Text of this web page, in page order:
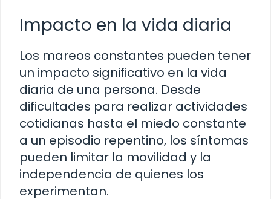
Impacto en la vida diaria
Los mareos constantes pueden tener
un impacto significativo en la vida
diaria de una persona. Desde
dificultades para realizar actividades
cotidianas hasta el miedo constante
a un episodio repentino, los síntomas
pueden limitar la movilidad y la
independencia de quienes los
experimentan.